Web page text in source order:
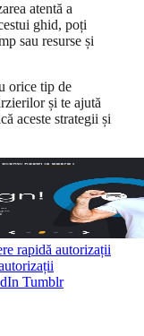
atentă a
ghid, poți
sau resurse și
orice tip de
și te ajută
aceste strategii și
rapidă autorizații
Tumblr